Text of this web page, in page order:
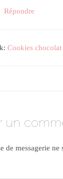
Répondre
Cookies
un
de messagerie ne